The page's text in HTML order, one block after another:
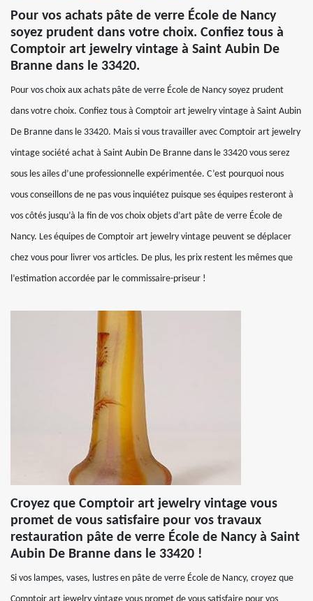
Pour vos achats pâte de verre École de Nancy
soyez prudent dans votre choix. Confiez tous à
Comptoir art jewelry vintage à Saint Aubin De
Branne dans le 33420.
Pour vos choix aux achats pâte de verre École de Nancy soyez prudent
dans votre choix. Confiez tous à Comptoir art jewelry vintage à Saint Aubin
De Branne dans le 33420. Mais si vous travailler avec Comptoir art jewelry
vintage société achat à Saint Aubin De Branne dans le 33420 vous serez
sous les ailes d’une professionnelle expérimentée. C’est pourquoi nous
vous conseillons de ne pas vous inquiétez puisque ses équipes resteront à
vos côtés jusqu’à la fin de vos choix objets d’art pâte de verre École de
Nancy. Les équipes de Comptoir art jewelry vintage peuvent se déplacer
chez vous pour livrer vos articles. De plus, les prix restent les mêmes que
l’estimation accordée par le commissaire-priseur !
Croyez que Comptoir art jewelry vintage vous
promet de vous satisfaire pour vos travaux
restauration pâte de verre École de Nancy à Saint
Aubin De Branne dans le 33420 !
Si vos lampes, vases, lustres en pâte de verre École de Nancy, croyez que